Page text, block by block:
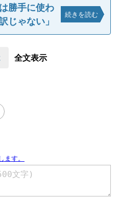
勝手に使わ
じゃない」
続きを読む
全文表示